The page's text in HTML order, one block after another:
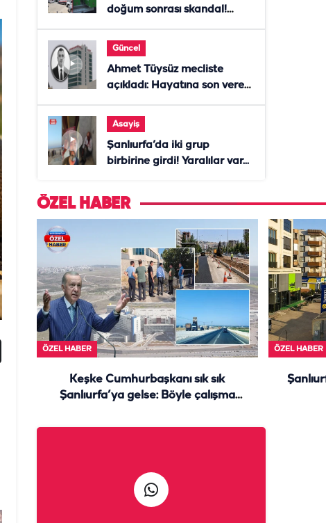
doğum sonrası skandal!
Güncel
Ahmet Tüysüz mecliste
açıkladı: Hayatına son veren
ölmezdim" notunu bıraktı
Asayiş
Şanlıurfa’da iki grup
birbirine girdi! Yaralılar var...
ÖZEL HABER
ÖZEL HABER
Keşke Cumhurbaşkanı sık sık
Şanlıurfa’ya gelse: Böyle çalışma
ÖZEL HABER